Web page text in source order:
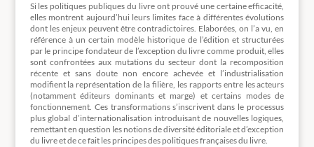
Si les politiques publiques du livre ont prouvé une certaine efficacité,
elles montrent aujourd’hui leurs limites face à différentes évolutions
dont les enjeux peuvent être contradictoires. Elaborées, on l’a vu, en
référence à un certain modèle historique de l’édition et structurées
par le principe fondateur de l’exception du livre comme produit, elles
sont confrontées aux mutations du secteur dont la recomposition
récente et sans doute non encore achevée et l’industrialisation
modifient la représentation de la filière, les rapports entre les acteurs
(notamment éditeurs dominants et marge) et certains modes de
fonctionnement. Ces transformations s’inscrivent dans le processus
plus global d’internationalisation introduisant de nouvelles logiques,
remettant en question les notions de diversité éditoriale et d’exception
du livre et de ce fait les principes des politiques françaises du livre.